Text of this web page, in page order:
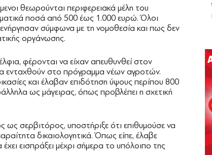
θεωρούνται περιφερειακά μέλη του
ποσά από 500 έως 1.000 ευρώ. Όλοι
σύμφωνα με τη νομοθεσία και πως δεν
οργάνωσης.
φέρονται να είχαν απευθυνθεί στον
ενταχθούν στο πρόγραμμα νέων αγροτών.
και έλαβαν επιδότηση ύψους περίπου 800
ως μάγειρας, όπως προβλέπει η σχετική
ως σερβιτόρος, υποστήριξε ότι επιθυμούσε να
δικαιολογητικά. Όπως είπε, έλαβε
εισπράξει μέχρι σήμερα το υπόλοιπο της